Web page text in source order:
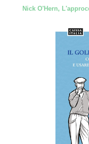
Nick O'Hern,